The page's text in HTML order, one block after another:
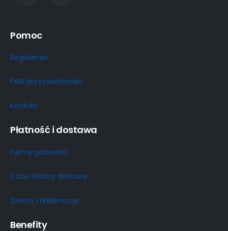
Pomoc
Regulamin
Polityka prywatności
Kontakt
Płatność i dostawa
Formy płatności
Czas i koszty dostawy
Zwroty i reklamacje
Benefity